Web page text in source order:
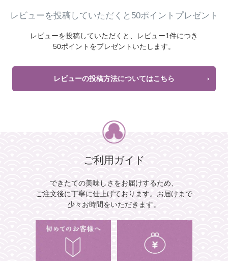
レビューを投稿していただくと50ポイントプレゼント
レビューを投稿していただくと、
レビュー1件につき
50ポイントをプレゼントいたします。
レビューの投稿方法についてはこちら
ご利用ガイド
できたての美味しさをお届けするため、
ご注文後に丁寧に仕上げております。 お届けまで
少々お時間をいただきます。